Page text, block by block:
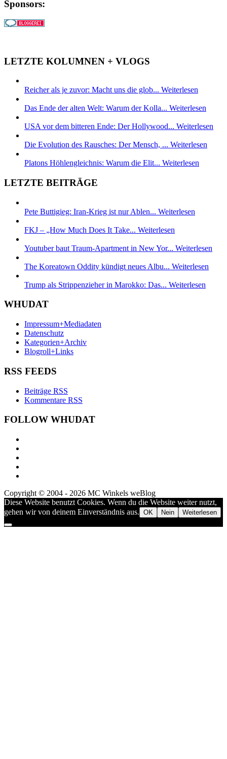
Sponsors:
LETZTE KOLUMNEN + VLOGS
Reicher als je zuvor: Macht uns die glob... Weiterlesen
Das Ende der alten Welt: Warum der Kolla... Weiterlesen
USA vor dem bitteren Ende: Der Hollywood... Weiterlesen
Die Evolution des Rausches: Der Mensch, ... Weiterlesen
Platons Höhlengleichnis: Warum die Elit... Weiterlesen
LETZTE BEITRÄGE
Pete Buttigieg: Iran-Krieg ist nur Ablen... Weiterlesen
FKJ – „How Much Does It Take... Weiterlesen
Youtuber baut Traum-Apartment in New Yor... Weiterlesen
The Koreatown Oddity kündigt neues Albu... Weiterlesen
Trump als Strippenzieher in Marokko: Das... Weiterlesen
WHUDAT
Impressum+Mediadaten
Datenschutz
Kategorien+Archiv
Blogroll+Links
RSS FEEDS
Beiträge RSS
Kommentare RSS
FOLLOW WHUDAT
Copyright © 2004 - 2026 MC Winkels weBlog
Diese Website benutzt Cookies. Wenn du die Website weiter nutzt,
gehen wir von deinem Einverständnis aus. OK Nein Weiterlesen